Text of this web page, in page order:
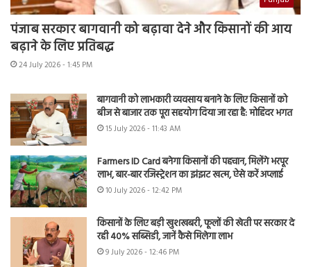
पंजाब सरकार बागवानी को बढ़ावा देने और किसानों की आय
बढ़ाने के लिए प्रतिबद्ध
24 July 2026 - 1:45 PM
बागवानी को लाभकारी व्यवसाय बनाने के लिए किसानों को
बीज से बाजार तक पूरा सहयोग दिया जा रहा है: मोहिंदर भगत
15 July 2026 - 11:43 AM
Farmers ID Card बनेगा किसानों की पहचान, मिलेंगे भरपूर
लाभ, बार-बार रजिस्ट्रेशन का झंझट खत्म, ऐसे करें अप्लाई
10 July 2026 - 12:42 PM
किसानों के लिए बड़ी खुशखबरी, फूलों की खेती पर सरकार दे
रही 40% सब्सिडी, जानें कैसे मिलेगा लाभ
9 July 2026 - 12:46 PM